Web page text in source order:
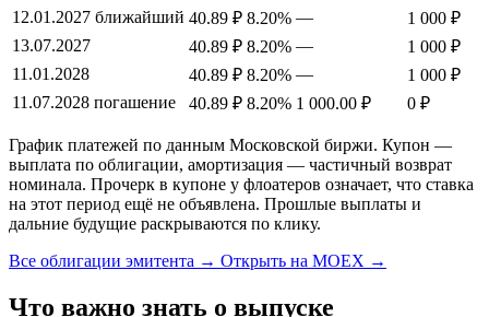
12.01.2027 ближайший 40.89 ₽ 8.20% —
1 000 ₽
13.07.2027
40.89 ₽ 8.20% —
1 000 ₽
11.01.2028
40.89 ₽ 8.20% —
1 000 ₽
11.07.2028 погашение 40.89 ₽ 8.20% 1 000.00 ₽ 0 ₽
График платежей по данным Московской биржи. Купон —
выплата по облигации, амортизация — частичный возврат
номинала. Прочерк в купоне у флоатеров означает, что ставка
на этот период ещё не объявлена. Прошлые выплаты и
дальние будущие раскрываются по клику.
Все облигации эмитента → Открыть на MOEX →
Что важно знать о выпуске